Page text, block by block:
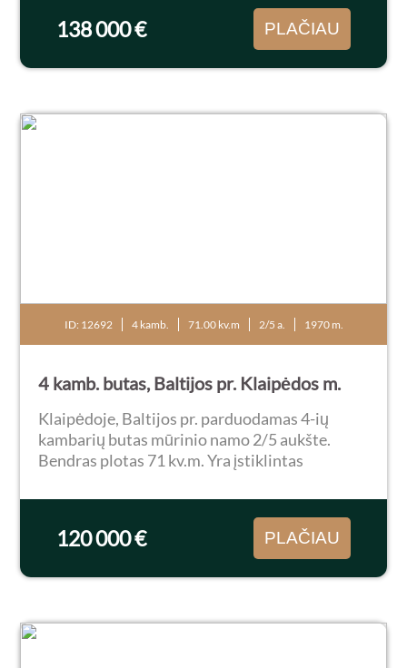
138 000 € PLAČIAU
ID: 12692 4 kamb. 71.00 kv.m 2/5 a. 1970 m.
4 kamb. butas, Baltijos pr. Klaipėdos m.
Klaipėdoje, Baltijos pr. parduodamas 4-ių
kambarių butas mūrinio namo 2/5 aukšte.
Bendras plotas 71 kv.m. Yra įstiklintas
pasiremontuoti, sudėti plastikiniai langai.
120 000 € PLAČIAU